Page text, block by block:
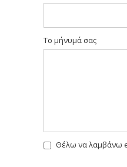
Το μήνυμά σας
Θέλω να λαμβάνω